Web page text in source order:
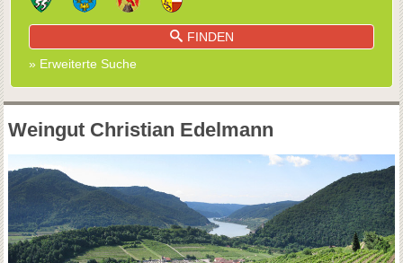
FINDEN
» Erweiterte Suche
Weingut Christian Edelmann